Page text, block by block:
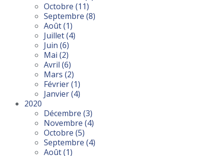
Octobre (11)
Septembre (8)
Août(1)
Juillet(4)
Juin (6)
Mai (2)
Avril (6)
Mars (2)
Février(1)
Janvier(4)
2020
Décembre (3)
Novembre (4)
Octobre (5)
Septembre (4)
Août(1)